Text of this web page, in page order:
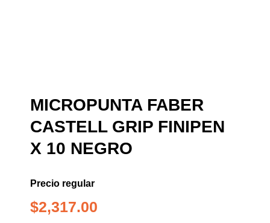
MICROPUNTA FABER
CASTELL GRIP FINIPEN
X 10 NEGRO
Precio regular
$2,317.00